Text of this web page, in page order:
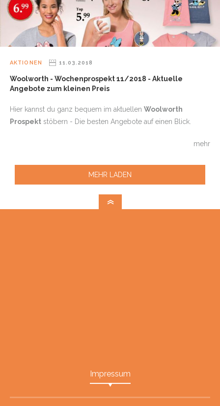
AKTIONEN 11.03.2018
Woolworth - Wochenprospekt 11/2018 - Aktuelle
Angebote zum kleinen Preis
Hier kannst du ganz bequem im aktuellen Woolworth
Prospekt stöbern - Die besten Angebote auf einen Blick.
mehr
MEHR LADEN
Impressum